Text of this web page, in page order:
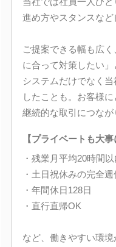
進め方やスタンスなど
ご提案できる幅も広
に合って対策したい
システムだけでなく
したことも。お客様
継続的な取引につなが
【プライベートも大事
・残業月平均20時間以
・土日祝休みの完全週
・年間休日128日
・直行直帰OK
など、働きやすい環